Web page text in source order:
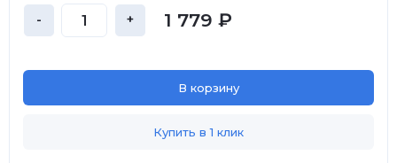
- + 1 779 ₽
В корзину
Купить в 1 клик